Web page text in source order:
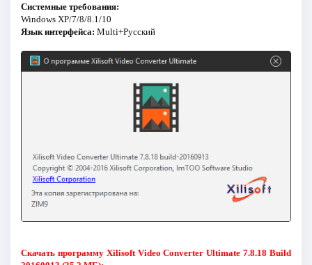
Системные требования:
Windows ХР/7/8/8.1/10
Язык интерфейса: Multi+Русский
Скачать программу Xilisoft Video Converter Ultimate 7.8.18 Build